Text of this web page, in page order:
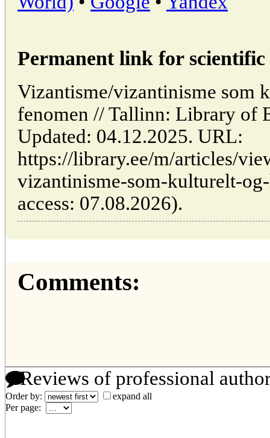
Permanent link for
Vizantisme/vizantinisme som
fenomen // Tallinn: Library of
Updated: 04.12.2025. URL:
https://library.ee/m/articles/
vizantinisme-som-kulturelt-
access: 07.08.2026).
Comments:
Reviews of professional
Order by:
expand all
Per page: